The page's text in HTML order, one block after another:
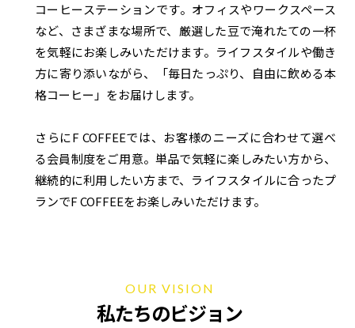
コーヒーステーションです。オフィスやワークスペース
など、さまざまな場所で、厳選した豆で淹れたての一杯
を気軽にお楽しみいただけます。ライフスタイルや働き
方に寄り添いながら、「毎日たっぷり、自由に飲める本
格コーヒー」をお届けします。
さらにF COFFEEでは、お客様のニーズに合わせて選べ
る会員制度をご用意。単品で気軽に楽しみたい方から、
継続的に利用したい方まで、ライフスタイルに合ったプ
ランでF COFFEEをお楽しみいただけます。
OUR VISION
私たちのビジョン